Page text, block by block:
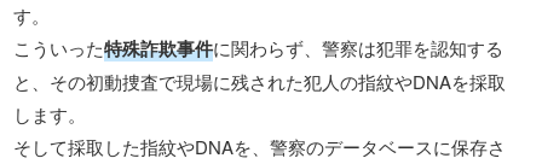
す。
こういった特殊詐欺事件に関わらず、警察は犯罪を認知する
と、その初動捜査で現場に残された犯人の指紋やDNAを採取
します。
そして採取した指紋やDNAを、警察のデータベースに保存さ